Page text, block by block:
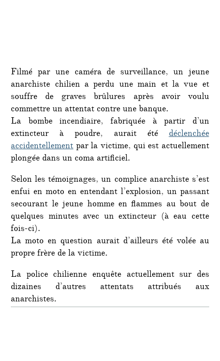
Filmé par une caméra de surveillance, un jeune
anarchiste chilien a perdu une main et la vue et
souffre de graves brûlures après avoir voulu
commettre un attentat contre une banque.
La bombe incendiaire, fabriquée à partir d’un
extincteur à poudre, aurait étédéclenchée
accidentellementpar la victime, qui est actuellement
plongée dans un coma artificiel.
Selon les témoignages, un complice anarchiste s’est
enfui en moto en entendant l’explosion, un passant
secourant le jeune homme en flammes au bout de
quelques minutes avec un extincteur (à eau cette
fois-ci).
La moto en question aurait d’ailleurs été volée au
propre frère de la victime.
La police chilienne enquête actuellement sur des
dizaines d’autres attentats attribués aux
anarchistes.